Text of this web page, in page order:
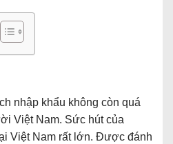
nhập khẩu không còn quá
Việt Nam. Sức hút của
Việt Nam rất lớn. Được đánh